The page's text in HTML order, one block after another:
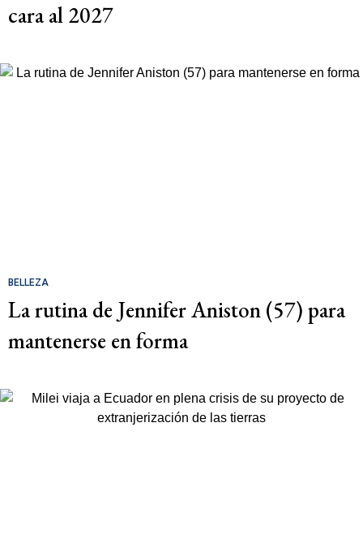
cara al 2027
BELLEZA
La rutina de Jennifer Aniston (57) para
mantenerse en forma